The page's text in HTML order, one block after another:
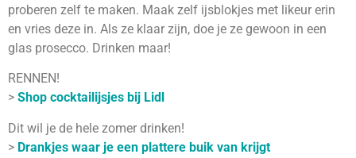
proberen zelf te maken. Maak zelf ijsblokjes met likeur erin
en vries deze in. Als ze klaar zijn, doe je ze gewoon in een
glas prosecco. Drinken maar!
RENNEN!
> Shop cocktailijsjes bij Lidl
Dit wil je de hele zomer drinken!
> Drankjes waar je een plattere buik van krijgt